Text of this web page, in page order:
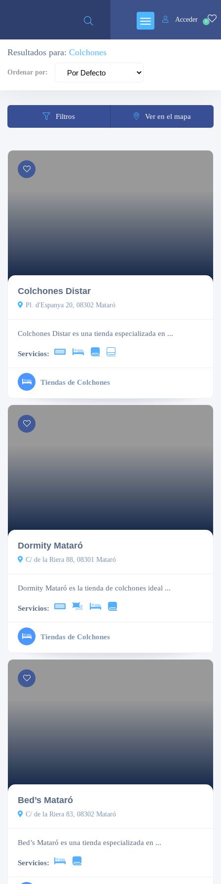
0
Acceder
Resultados para: Colchones
Ordenar por:
Filtros Ver en el mapa
Colchones Distar
Pl. d'Espanya 20, 08302 Mataró
Colchones Distar es una tienda especializada en ...
Servicios:
Tiendas de Colchones
Dormity Mataró
C/ de la Riera 88, 08301 Mataró
Dormity Mataró es la tienda de colchones ideal ...
Servicios:
Tiendas de Colchones
Bed’s Mataró
C/ de la Riera 83, 08302 Mataró
Bed’s Mataró es una tienda especializada en ...
Servicios: